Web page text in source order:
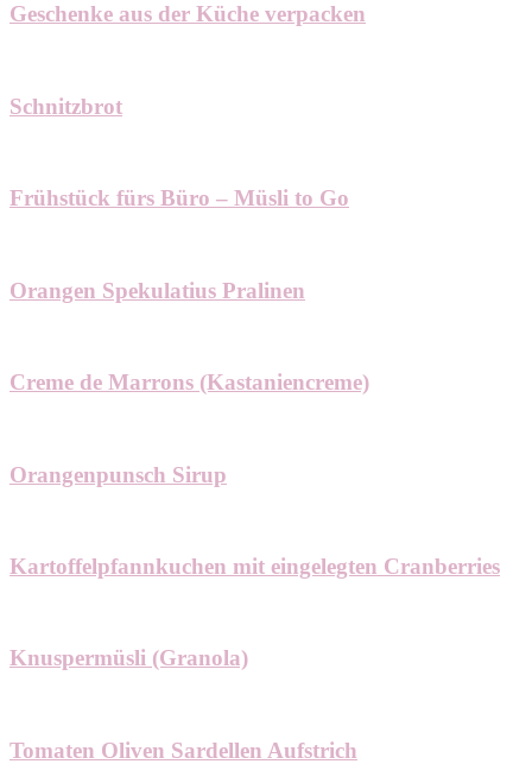
Geschenke aus der Küche verpacken
Schnitzbrot
Frühstück fürs Büro – Müsli to Go
Orangen Spekulatius Pralinen
Creme de Marrons (Kastaniencreme)
Orangenpunsch Sirup
Kartoffelpfannkuchen mit eingelegten Cranberries
Knuspermüsli (Granola)
Tomaten Oliven Sardellen Aufstrich